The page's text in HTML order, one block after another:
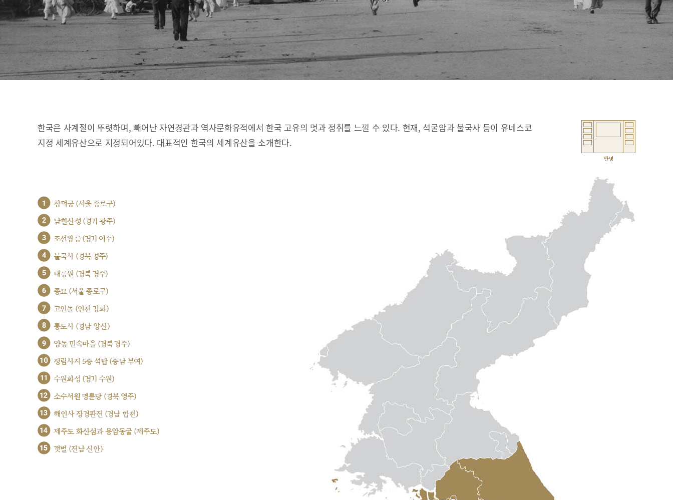
한국은 사계절이 뚜렷하며, 빼어난 자연경관과 역사문화유적에서 한국 고유의 멋과 정취를 느낄 수 있다. 현재, 석굴암과 불국사 등이 유네스코
지정 세계유산으로 지정되어있다. 대표적인 한국의 세계유산을 소개한다.
안녕
1 창덕궁 (서울 종로구)
2 남한산성 (경기 광주)
3 조선왕릉 (경기 여주)
4 불국사 (경북 경주)
5 대릉원 (경북 경주)
6 종묘 (서울 종로구)
7 고인돌 (인천 강화)
8 통도사 (경남 양산)
9 양동 민속마을 (경북 경주)
10 정림사지 5층 석탑 (충남 부여)
11 수원화성 (경기 수원)
12 소수서원 명륜당 (경북 영주)
13 해인사 장경판전 (경남 합천)
14 제주도 화산섬과 용암동굴 (제주도)
15 갯벌 (전남 신안)